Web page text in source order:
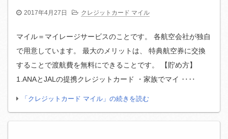
2017年4月27日 クレジットカード マイル
マイル＝マイレージサービスのことです。 各航空会社が独自
で用意しています。 最大のメリットは、 特典航空券に交換
することで渡航費を無料にできることです。 【貯め方】
1.ANAとJALの提携クレジットカード ・家族でマイ ‥‥
「クレジットカード マイル」の続きを読む